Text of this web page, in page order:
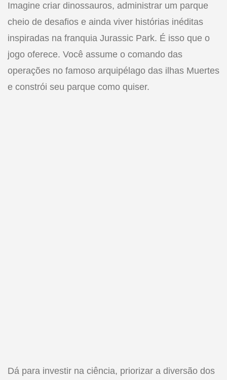
Imagine criar dinossauros, administrar um parque
cheio de desafios e ainda viver histórias inéditas
inspiradas na franquia Jurassic Park. É isso que o
jogo oferece. Você assume o comando das
operações no famoso arquipélago das ilhas Muertes
e constrói seu parque como quiser.
Dá para investir na ciência, priorizar a diversão dos